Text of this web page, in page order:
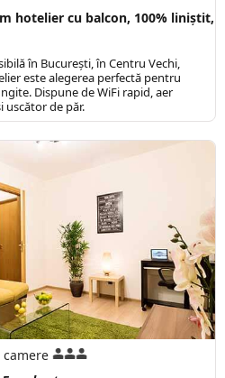
hotelier cu balcon, 100% liniștit,
în Bucureşti, în Centru Vechi,
este alegerea perfectă pentru
Dispune de WiFi rapid, aer
uscător de păr.